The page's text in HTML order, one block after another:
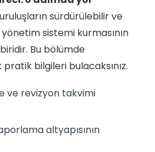
sürdürülebilir ve
sistemi kurmasının
Bu bölümde
bilgileri bulacaksınız.
ve revizyon takvimi
altyapısının